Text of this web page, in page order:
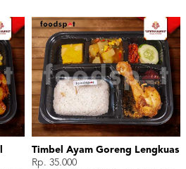
Timbel Ayam Goreng Lengkuas
Rp. 35.000